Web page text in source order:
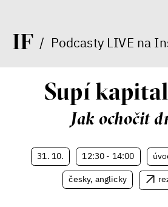
IF/ Podcasty LIVE na
Supí
Jak ochočit
31. 10. 12:30 - 14:00
česky, anglicky